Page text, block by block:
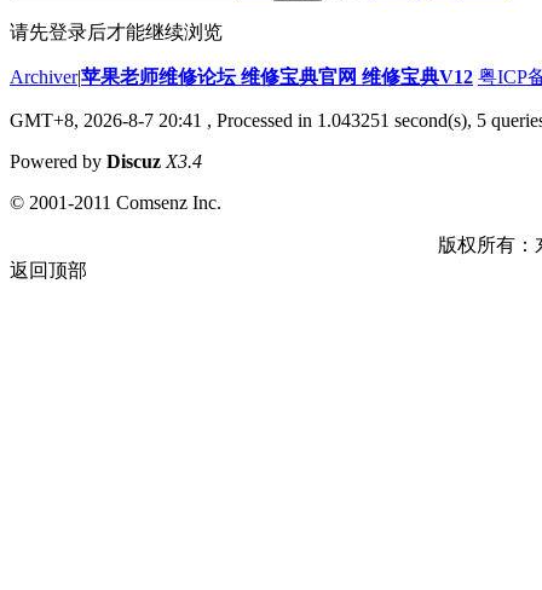
请先登录后才能继续浏览
Archiver|苹果老师维修论坛 维修宝典官网 维修宝典V12 粤ICP
GMT+8, 2026-8-7 20:41 , Processed in 1.043251 second(s), 5
Powered by Discuz X3.4
© 2001-2011 Comsenz Inc.
版权所有：
返回顶部